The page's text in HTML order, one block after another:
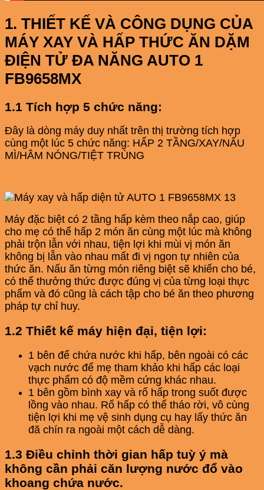
1. THIẾT KẾ VÀ CÔNG DỤNG CỦA
MÁY XAY VÀ HẤP THỨC ĂN DẶM
ĐIỆN TỬ ĐA NĂNG AUTO 1
FB9658MX
​1.1 Tích hợp 5 chức năng:
Đây là dòng máy duy nhất trên thị trường tích hợp
cùng một lúc 5 chức năng: HẤP 2 TẦNG/XAY/NẤU
MÌ/HÂM NÓNG/TIỆT TRÙNG
Máy đặc biệt có 2 tầng hấp kèm theo nắp cao, giúp
cho mẹ có thể hấp 2 món ăn cùng một lúc mà không
phải trộn lẫn với nhau, tiện lợi khi mùi vị món ăn
không bị lẫn vào nhau mất đi vị ngon tự nhiên của
thức ăn. Nấu ăn từng món riêng biệt sẽ khiến cho bé,
có thể thưởng thức được đúng vị của từng loại thực
phẩm và đó cũng là cách tập cho bé ăn theo phương
pháp tự chỉ huy.
1.2 Thiết kế máy hiện đại, tiện lợi:
1 bên để chứa nước khi hấp, bên ngoài có các
vạch nước để mẹ tham khảo khi hấp các loại
thực phẩm có độ mềm cứng khác nhau.
1 bên gồm bình xay và rổ hấp trong suốt được
lồng vào nhau. Rổ hấp có thể tháo rời, vô cùng
tiện lợi khi mẹ vệ sinh dụng cụ hay lấy thức ăn
đã chín ra ngoài một cách dễ dàng.
1.3 Điều chỉnh thời gian hấp tuỳ ý mà
không cần phải căn lượng nước đổ vào
khoang chứa nước.